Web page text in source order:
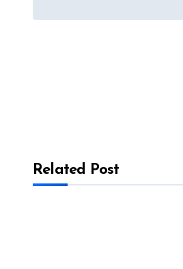
Related Post